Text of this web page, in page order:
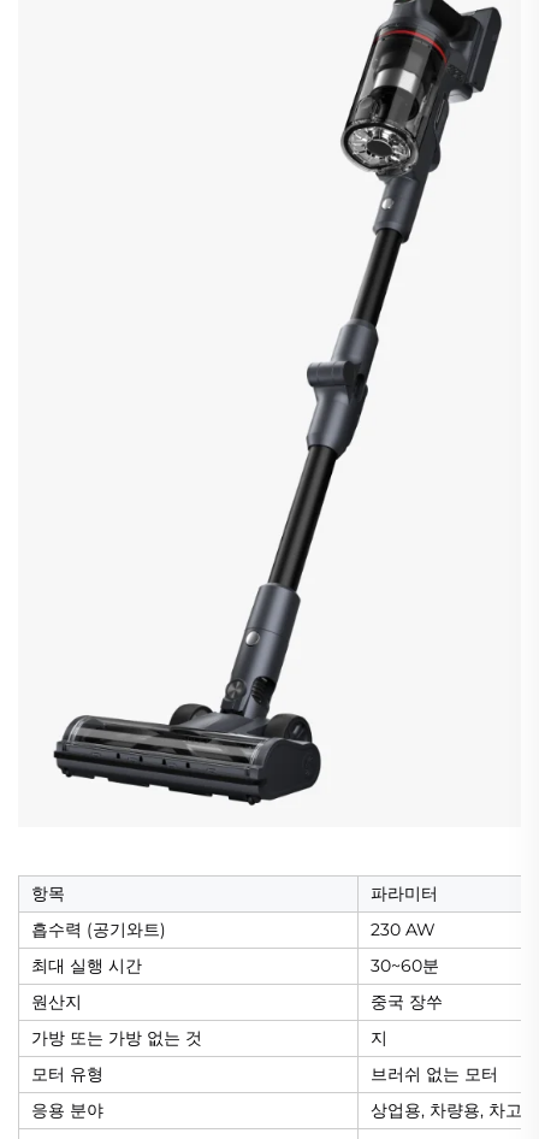
항목
파라미터
흡수력 (공기와트)
230 AW
최대 실행 시간
30~60분
원산지
중국 장쑤
가방 또는 가방 없는 것
지
모터 유형
브러쉬 없는 모터
응용 분야
상업용, 차량용, 차고,